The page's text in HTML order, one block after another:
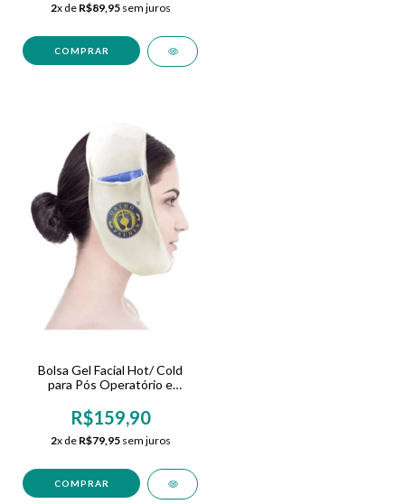
2x de R$89,95sem juros
COMPRAR
Bolsa Gel Facial Hot/ Cold
para Pós Operatório e
R$159,90
2x de R$79,95sem juros